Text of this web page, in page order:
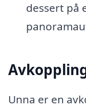
dessert på
Unna er en